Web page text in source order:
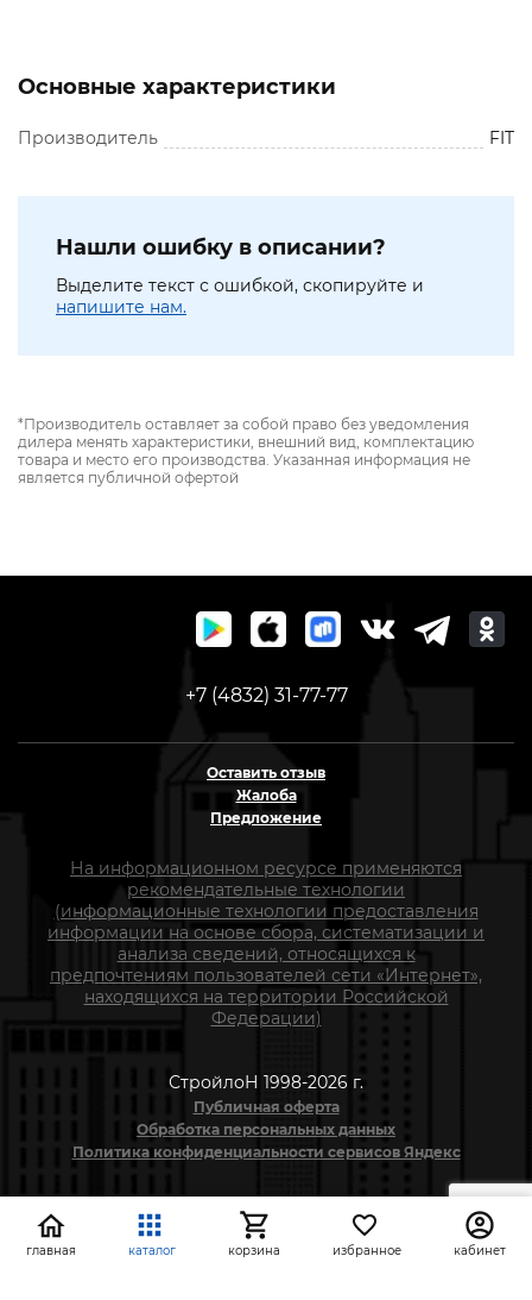
Основные характеристики
Производитель FIT
Нашли ошибку в описании?
Выделите текст с ошибкой, скопируйте и
напишите нам.
*Производитель оставляет за собой право без уведомления
дилера менять характеристики, внешний вид, комплектацию
товара и место его производства. Указанная информация не
является публичной офертой
+7 (4832) 31-77-77
Оставить отзыв
Жалоба
Предложение
На информационном ресурсе применяются
рекомендательные технологии
(информационные технологии предоставления
информации на основе сбора, систематизации и
анализа сведений, относящихся к
предпочтениям пользователей сети «Интернет»,
находящихся на территории Российской
Федерации)
СтройлоН 1998-2026 г.
Публичная оферта
Обработка персональных данных
Политика конфиденциальности сервисов Яндекс
главная каталог корзина избранное кабинет